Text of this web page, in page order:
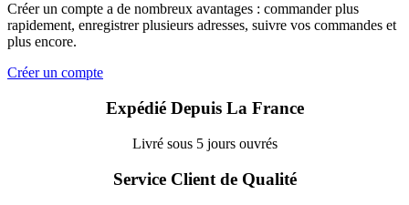
Créer un compte a de nombreux avantages : commander plus
rapidement, enregistrer plusieurs adresses, suivre vos commandes et
plus encore.
Créer un compte
Expédié Depuis La France
Livré sous 5 jours ouvrés
Service Client de Qualité